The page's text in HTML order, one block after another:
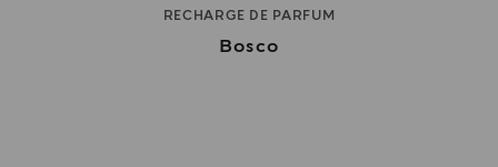
RECHARGE DE PARFUM
Bosco